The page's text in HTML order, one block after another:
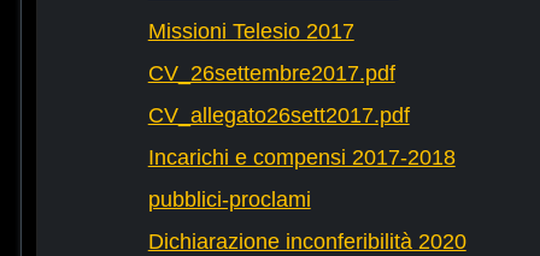
Missioni Telesio 2017
CV_26settembre2017.pdf
CV_allegato26sett2017.pdf
Incarichi e compensi 2017-2018
pubblici-proclami
Dichiarazione inconferibilità 2020